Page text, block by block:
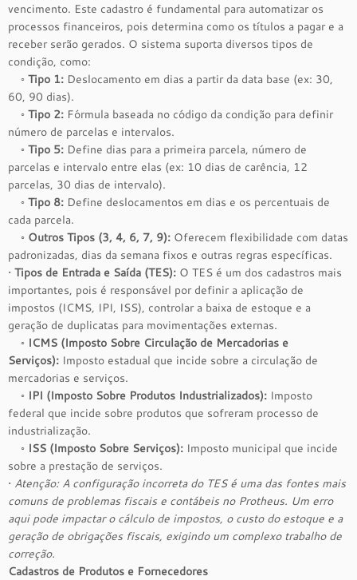
vencimento. Este cadastro é fundamental para automatizar os
processos financeiros, pois determina como os títulos a pagar e a
receber serão gerados. O sistema suporta diversos tipos de
condição, como:
◦ Tipo 1: Deslocamento em dias a partir da data base (ex: 30,
60, 90 dias).
◦ Tipo 2: Fórmula baseada no código da condição para definir
número de parcelas e intervalos.
◦ Tipo 5: Define dias para a primeira parcela, número de
parcelas e intervalo entre elas (ex: 10 dias de carência, 12
parcelas, 30 dias de intervalo).
◦ Tipo 8: Define deslocamentos em dias e os percentuais de
cada parcela.
◦ Outros Tipos (3, 4, 6, 7, 9): Oferecem flexibilidade com datas
padronizadas, dias da semana fixos e outras regras específicas.
• Tipos de Entrada e Saída (TES): O TES é um dos cadastros mais
importantes, pois é responsável por definir a aplicação de
impostos (ICMS, IPI, ISS), controlar a baixa de estoque e a
geração de duplicatas para movimentações externas.
◦ ICMS (Imposto Sobre Circulação de Mercadorias e
Serviços): Imposto estadual que incide sobre a circulação de
mercadorias e serviços.
◦ IPI (Imposto Sobre Produtos Industrializados): Imposto
federal que incide sobre produtos que sofreram processo de
industrialização.
◦ ISS (Imposto Sobre Serviços): Imposto municipal que incide
sobre a prestação de serviços.
• Atenção: A configuração incorreta do TES é uma das fontes mais
comuns de problemas fiscais e contábeis no Protheus. Um erro
aqui pode impactar o cálculo de impostos, o custo do estoque e a
geração de obrigações fiscais, exigindo um complexo trabalho de
correção.
Cadastros de Produtos e Fornecedores